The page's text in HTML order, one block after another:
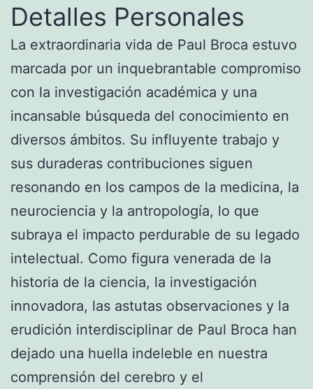
Detalles Personales
La extraordinaria vida de Paul Broca estuvo
marcada por un inquebrantable compromiso
con la investigación académica y una
incansable búsqueda del conocimiento en
diversos ámbitos. Su influyente trabajo y
sus duraderas contribuciones siguen
resonando en los campos de la medicina, la
neurociencia y la antropología, lo que
subraya el impacto perdurable de su legado
intelectual. Como figura venerada de la
historia de la ciencia, la investigación
innovadora, las astutas observaciones y la
erudición interdisciplinar de Paul Broca han
dejado una huella indeleble en nuestra
comprensión del cerebro y el